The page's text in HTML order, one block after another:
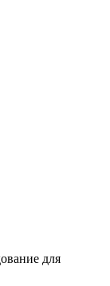
для